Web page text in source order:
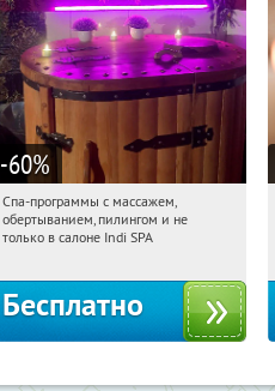
-60%
15:30:59 Получили:
Потапово
Спа-программы с массажем,
обертыванием, пилингом и не
только в салоне Indi SPA
Бесплатно